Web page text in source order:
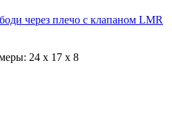
через плечо с клапаном LMR
24 x 17 x 8